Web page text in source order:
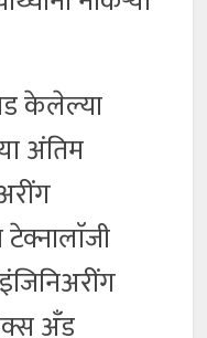
केलेल्या
अंतिम
अँड